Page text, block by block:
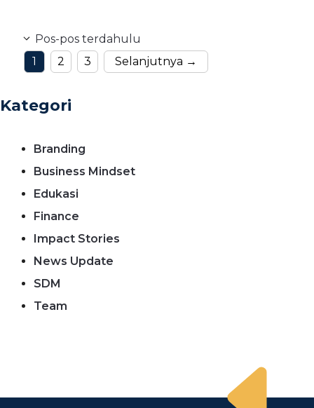
Pos-pos terdahulu
Halaman
1 Halaman
2 Halaman
3 Selanjutnya →
Kategori
Branding
Business Mindset
Edukasi
Finance
Impact Stories
News Update
SDM
Team